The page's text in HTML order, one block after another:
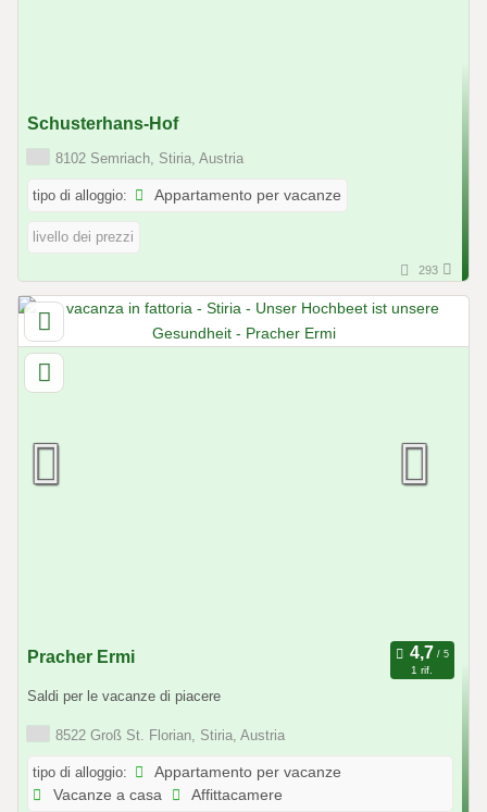
Schusterhans-Hof
8102 Semriach, Stiria, Austria
tipo di alloggio: Appartamento per vacanze
livello dei prezzi
293
Pracher Ermi
1 rif.
Saldi per le vacanze di piacere
8522 Groß St. Florian, Stiria, Austria
tipo di alloggio:
Appartamento per vacanze
Vacanze a casa
Affittacamere